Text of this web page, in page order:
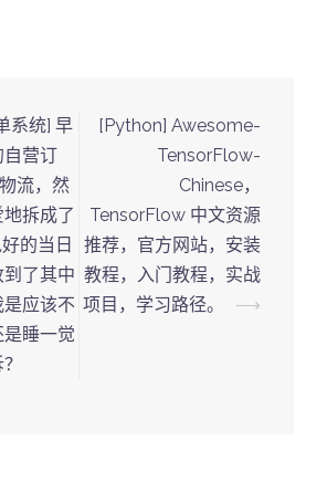
系统] 早
自营订
流，然
拆成了
的当日
了其中
应该不
睡一觉
[Python] Awesome-
TensorFlow-
Chinese，
TensorFlow 中文资源
推荐，官方网站，安装
教程，入门教程，实战
项目，学习路径。
⟶